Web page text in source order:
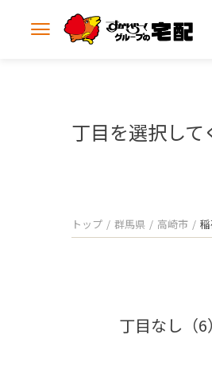
メ
丁目を選択して
トップ 群馬県 高崎市
丁目なし（6）